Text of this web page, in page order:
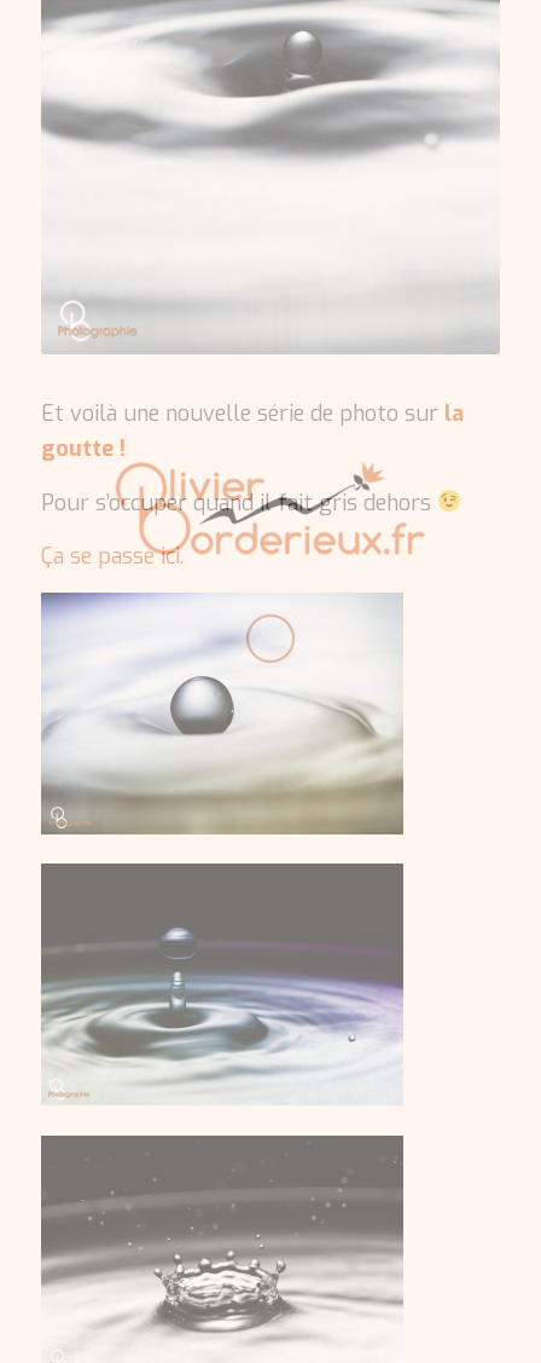
Et voilà une nouvelle série de photo sur la
goutte !
Pour s’occuper quand il fait gris dehors
Ça se passe ici.